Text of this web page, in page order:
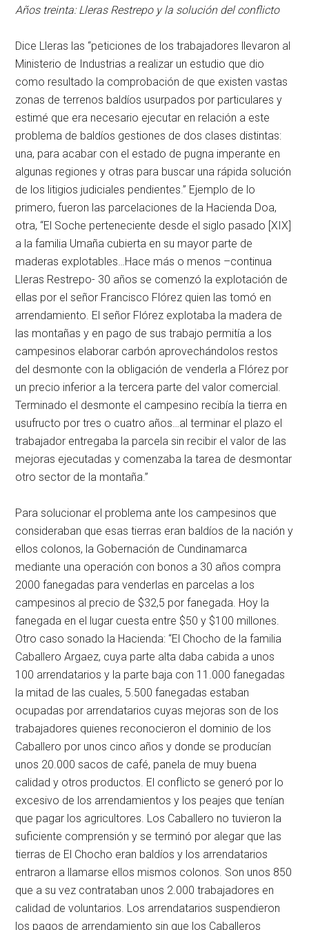
Años treinta: Lleras Restrepo y la solución del conflicto
Dice Lleras las “peticiones de los trabajadores llevaron al
Ministerio de Industrias a realizar un estudio que dio
como resultado la comprobación de que existen vastas
zonas de terrenos baldíos usurpados por particulares y
estimé que era necesario ejecutar en relación a este
problema de baldíos gestiones de dos clases distintas:
una, para acabar con el estado de pugna imperante en
algunas regiones y otras para buscar una rápida solución
de los litigios judiciales pendientes.” Ejemplo de lo
primero, fueron las parcelaciones de la Hacienda Doa,
otra, “El Soche perteneciente desde el siglo pasado [XIX]
a la familia Umaña cubierta en su mayor parte de
maderas explotables…Hace más o menos –continua
Lleras Restrepo- 30 años se comenzó la explotación de
ellas por el señor Francisco Flórez quien las tomó en
arrendamiento. El señor Flórez explotaba la madera de
las montañas y en pago de sus trabajo permitía a los
campesinos elaborar carbón aprovechándolos restos
del desmonte con la obligación de venderla a Flórez por
un precio inferior a la tercera parte del valor comercial.
Terminado el desmonte el campesino recibía la tierra en
usufructo por tres o cuatro años…al terminar el plazo el
trabajador entregaba la parcela sin recibir el valor de las
mejoras ejecutadas y comenzaba la tarea de desmontar
otro sector de la montaña.”
Para solucionar el problema ante los campesinos que
consideraban que esas tierras eran baldíos de la nación y
ellos colonos, la Gobernación de Cundinamarca
mediante una operación con bonos a 30 años compra
2000 fanegadas para venderlas en parcelas a los
campesinos al precio de $32,5 por fanegada. Hoy la
fanegada en el lugar cuesta entre $50 y $100 millones.
Otro caso sonado la Hacienda: “El Chocho de la familia
Caballero Argaez, cuya parte alta daba cabida a unos
100 arrendatarios y la parte baja con 11.000 fanegadas
la mitad de las cuales, 5.500 fanegadas estaban
ocupadas por arrendatarios cuyas mejoras son de los
trabajadores quienes reconocieron el dominio de los
Caballero por unos cinco años y donde se producían
unos 20.000 sacos de café, panela de muy buena
calidad y otros productos. El conflicto se generó por lo
excesivo de los arrendamientos y los peajes que tenían
que pagar los agricultores. Los Caballero no tuvieron la
suficiente comprensión y se terminó por alegar que las
tierras de El Chocho eran baldíos y los arrendatarios
entraron a llamarse ellos mismos colonos. Son unos 850
que a su vez contrataban unos 2.000 trabajadores en
calidad de voluntarios. Los arrendatarios suspendieron
los pagos de arrendamiento sin que los Caballeros